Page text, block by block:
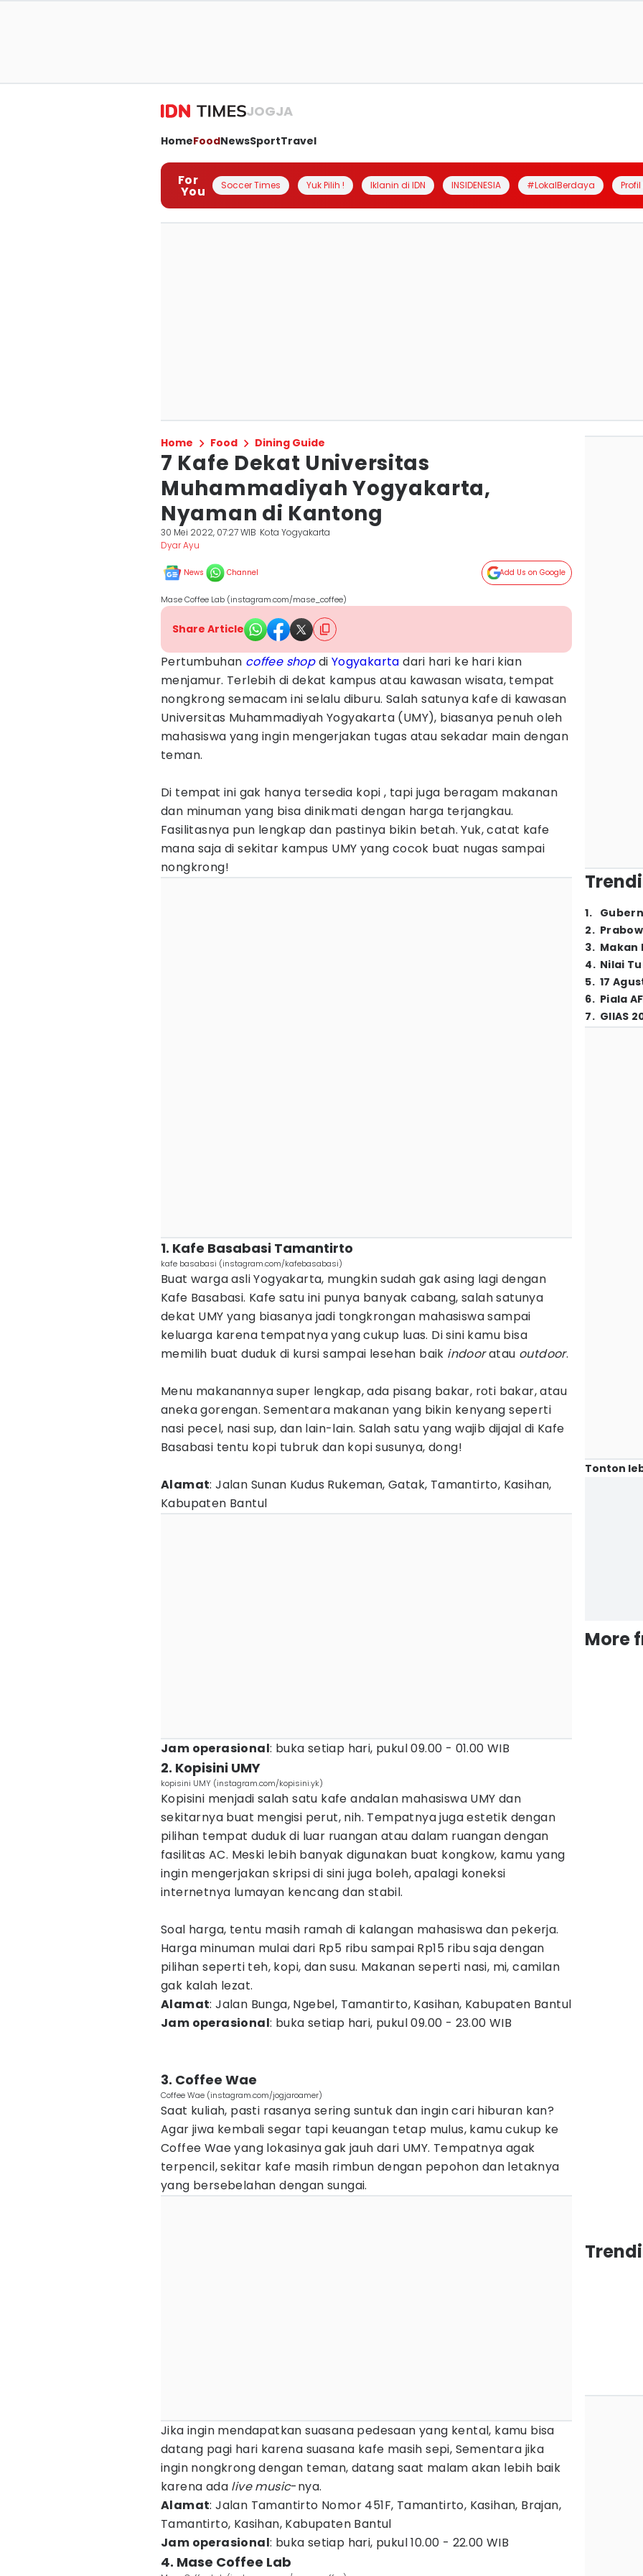
JOGJA
HomeFoodNewsSportTravel
For
You Soccer Times Yuk Pilih ! Iklanin di IDN INSIDENESIA #LokalBerdaya
Home Food Dining Guide
7 Kafe Dekat Universitas
Muhammadiyah Yogyakarta,
Nyaman di Kantong
30 Mei 2022, 07:27 WIB Kota Yogyakarta
Dyar Ayu
News Channel Add Us on Google
Mase Coffee Lab (instagram.com/mase_coffee)
Share Article
Pertumbuhan coffee shop di Yogyakarta dari hari ke hari kian
menjamur. Terlebih di dekat kampus atau kawasan wisata, tempat
nongkrong semacam ini selalu diburu. Salah satunya kafe di kawasan
Universitas Muhammadiyah Yogyakarta (UMY), biasanya penuh oleh
mahasiswa yang ingin mengerjakan tugas atau sekadar main dengan
teman.
Di tempat ini gak hanya tersedia kopi , tapi juga beragam makanan
dan minuman yang bisa dinikmati dengan harga terjangkau.
Fasilitasnya pun lengkap dan pastinya bikin betah. Yuk, catat kafe
mana saja di sekitar kampus UMY yang cocok buat nugas sampai
nongkrong!
1. Kafe Basabasi Tamantirto
kafe basabasi (instagram.com/kafebasabasi)
Buat warga asli Yogyakarta, mungkin sudah gak asing lagi dengan
Kafe Basabasi. Kafe satu ini punya banyak cabang, salah satunya
dekat UMY yang biasanya jadi tongkrongan mahasiswa sampai
keluarga karena tempatnya yang cukup luas. Di sini kamu bisa
memilih buat duduk di kursi sampai lesehan baik indooratau outdoor.
Menu makanannya super lengkap, ada pisang bakar, roti bakar, atau
aneka gorengan. Sementara makanan yang bikin kenyang seperti
nasi pecel, nasi sup, dan lain-lain. Salah satu yang wajib dijajal di Kafe
Basabasi tentu kopi tubruk dan kopi susunya, dong!
Alamat: Jalan Sunan Kudus Rukeman, Gatak, Tamantirto, Kasihan,
Kabupaten Bantul
Jam operasional: buka setiap hari, pukul 09.00 - 01.00 WIB
2. Kopisini UMY
kopisini UMY (instagram.com/kopisini.yk)
Kopisini menjadi salah satu kafe andalan mahasiswa UMY dan
sekitarnya buat mengisi perut, nih. Tempatnya juga estetik dengan
pilihan tempat duduk di luar ruangan atau dalam ruangan dengan
fasilitas AC. Meski lebih banyak digunakan buat kongkow, kamu yang
ingin mengerjakan skripsi di sini juga boleh, apalagi koneksi
internetnya lumayan kencang dan stabil.
Soal harga, tentu masih ramah di kalangan mahasiswa dan pekerja.
Harga minuman mulai dari Rp5 ribu sampai Rp15 ribu saja dengan
pilihan seperti teh, kopi, dan susu. Makanan seperti nasi, mi, camilan
gak kalah lezat.
Alamat: Jalan Bunga, Ngebel, Tamantirto, Kasihan, Kabupaten Bantul
Jam operasional: buka setiap hari, pukul 09.00 - 23.00 WIB
3. Coffee Wae
Coffee Wae (instagram.com/jogjaroamer)
Saat kuliah, pasti rasanya sering suntuk dan ingin cari hiburan kan?
Agar jiwa kembali segar tapi keuangan tetap mulus, kamu cukup ke
Coffee Wae yang lokasinya gak jauh dari UMY. Tempatnya agak
terpencil, sekitar kafe masih rimbun dengan pepohon dan letaknya
yang bersebelahan dengan sungai.
Jika ingin mendapatkan suasana pedesaan yang kental, kamu bisa
datang pagi hari karena suasana kafe masih sepi, Sementara jika
ingin nongkrong dengan teman, datang saat malam akan lebih baik
karena ada live music-nya.
Alamat: Jalan Tamantirto Nomor 451F, Tamantirto, Kasihan, Brajan,
Tamantirto, Kasihan, Kabupaten Bantul
Jam operasional: buka setiap hari, pukul 10.00 - 22.00 WIB
4. Mase Coffee Lab
1.
2.
3. Makan
4. Nilai
5. 17
6. Piala
7. GIIAS
Tonton
More